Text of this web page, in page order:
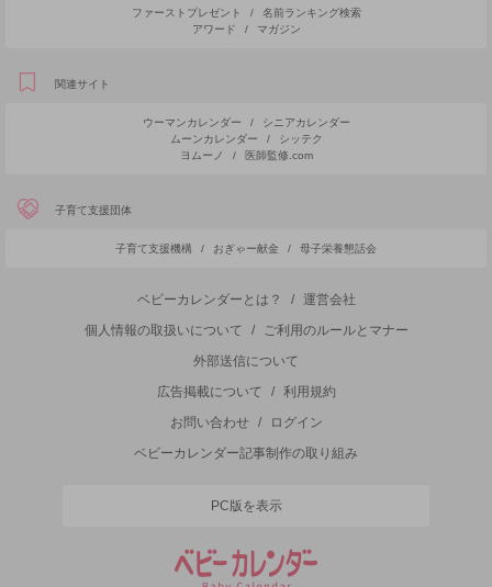
ファーストプレゼント /
名前ランキング検索
アワード
/ マガジン
関連サイト
ウーマンカレンダー /
シニアカレンダー
ムーンカレンダー
/
シッテク
ヨムーノ
/ 医師監修.com
子育て支援団体
子育て支援機構 / おぎゃー献金 / 母子栄養懇話会
ベビーカレンダーとは？ /
運営会社
個人情報の取扱いについて
/
ご利用のルールとマナー
外部送信について
広告掲載について
/
利用規約
お問い合わせ
/
ログイン
ベビーカレンダー記事制作の取り組み
PC版を表示